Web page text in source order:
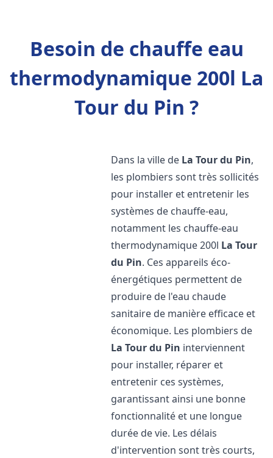
Besoin de chauffe eau
thermodynamique 200l La
Tour du Pin ?
Dans la ville de La Tour du Pin,
les plombiers sont très sollicités
pour installer et entretenir les
systèmes de chauffe-eau,
notamment les chauffe-eau
thermodynamique 200l La Tour
du Pin. Ces appareils éco-
énergétiques permettent de
produire de l'eau chaude
sanitaire de manière efficace et
économique. Les plombiers de
La Tour du Pin interviennent
pour installer, réparer et
entretenir ces systèmes,
garantissant ainsi une bonne
fonctionnalité et une longue
durée de vie. Les délais
d'intervention sont très courts,